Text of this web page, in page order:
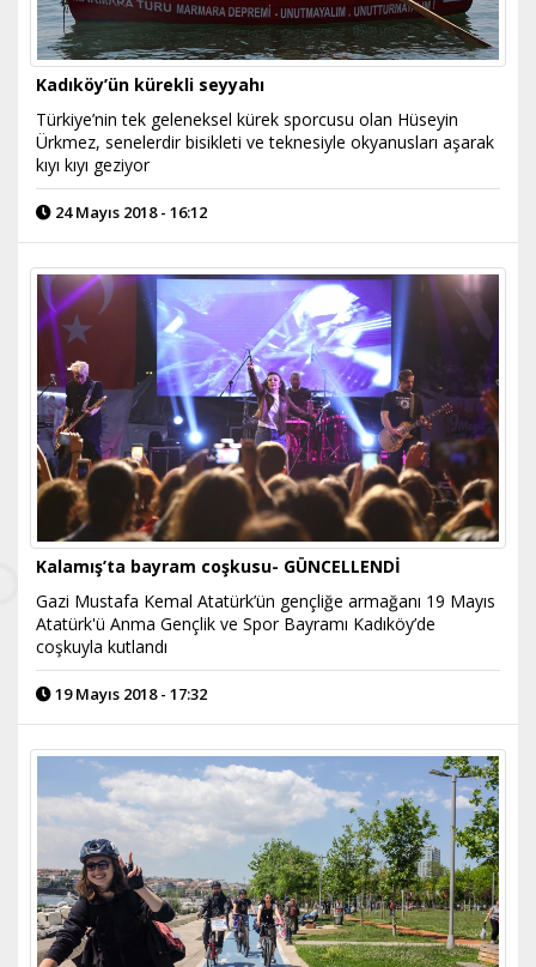
Kadıköy’ün kürekli seyyahı
Türkiye’nin tek geleneksel kürek sporcusu olan Hüseyin
Ürkmez, senelerdir bisikleti ve teknesiyle okyanusları aşarak
kıyı kıyı geziyor
24 Mayıs 2018 - 16:12
Kalamış’ta bayram coşkusu- GÜNCELLENDİ
Gazi Mustafa Kemal Atatürk’ün gençliğe armağanı 19 Mayıs
Atatürk'ü Anma Gençlik ve Spor Bayramı Kadıköy’de
coşkuyla kutlandı
19 Mayıs 2018 - 17:32